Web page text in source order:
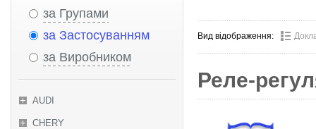
за Групами
за Застосуванням
за Виробником
AUDI
CHERY
Вид відображення:
Реле-